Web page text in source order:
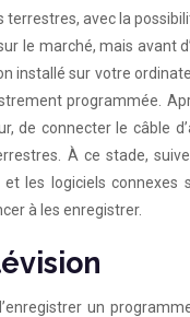
terrestres, avec la
le marché, mais avant
installé sur votre
programmée.
de connecter le câble
À ce stade,
les logiciels
à les enregistrer.
un